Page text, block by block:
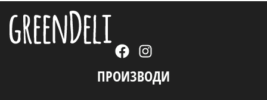
ПРОИЗВОДИ